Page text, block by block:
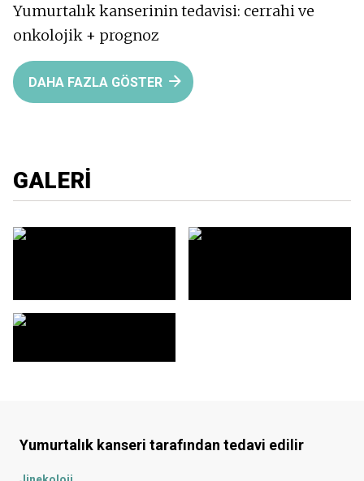
Yumurtalık kanserinin tedavisi: cerrahi ve
onkolojik + prognoz
DAHA FAZLA GÖSTER
GALERI
Yumurtalık kanseri tarafından tedavi edilir